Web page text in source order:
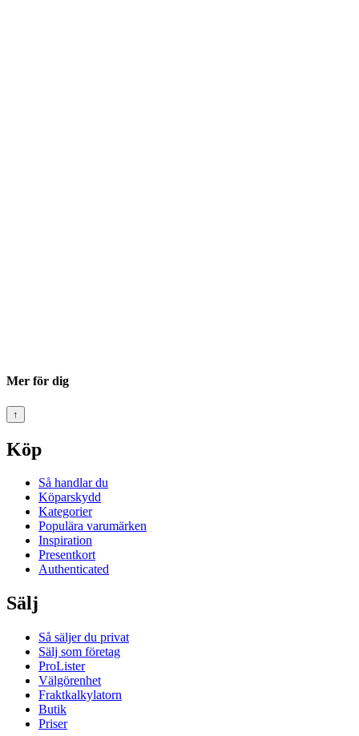
Mer för dig
↑
Köp
Så handlar du
Köparskydd
Kategorier
Populära varumärken
Inspiration
Presentkort
Authenticated
Sälj
Så säljer du privat
Sälj som företag
ProLister
Välgörenhet
Fraktkalkylatorn
Butik
Priser